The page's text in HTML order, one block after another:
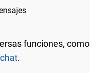
funciones, como
.